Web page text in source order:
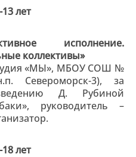
лет
исполнение.
коллективы»
«МЫ», МБОУ СОШ №
Североморск-3), за
Д. Рубиной
руководитель –
лет